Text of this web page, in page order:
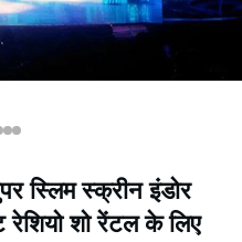
स्लिम स्क्रीन इंडोर
रेशियो शो रेंटल के लिए